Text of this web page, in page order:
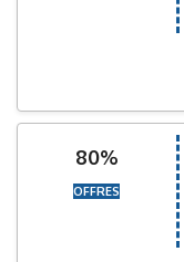
80%
OFFRES